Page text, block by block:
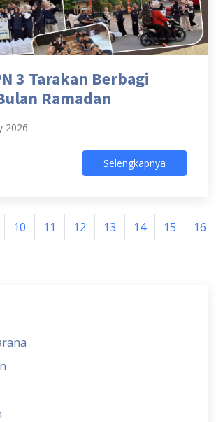
3 Tarakan Berbagi
Ramadan
2026
Selengkapnya
10 11 12 13 14 15 16